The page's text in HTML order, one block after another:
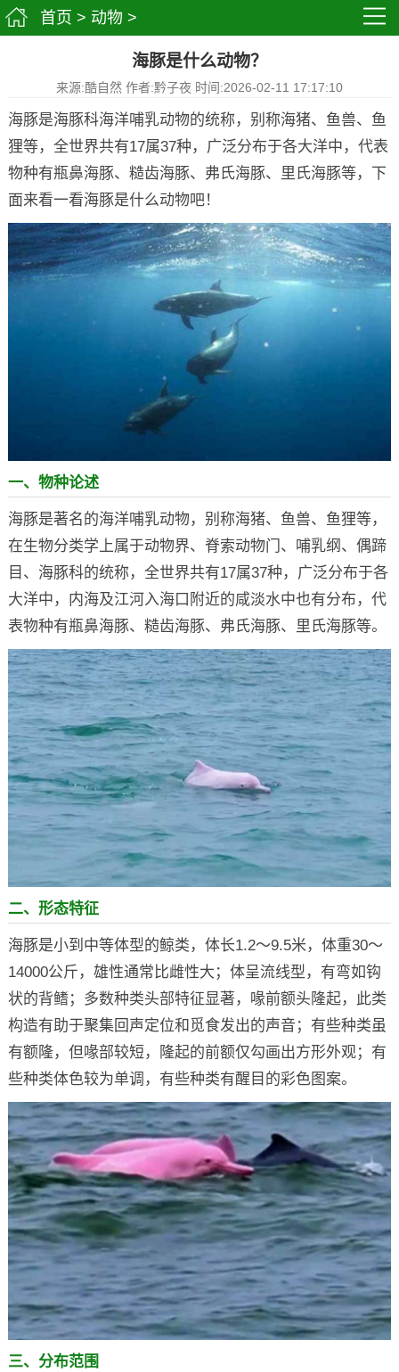
首页 > 动物 >
海豚是什么动物？
来源:酷自然 作者:黔子夜 时间:2026-02-11 17:17:10
海豚是海豚科海洋哺乳动物的统称，别称海猪、鱼兽、鱼
狸等，全世界共有17属37种，广泛分布于各大洋中，代表
物种有瓶鼻海豚、糙齿海豚、弗氏海豚、里氏海豚等，下
面来看一看海豚是什么动物吧！
一、物种论述
海豚是著名的海洋哺乳动物，别称海猪、鱼兽、鱼狸等，
在生物分类学上属于动物界、脊索动物门、哺乳纲、偶蹄
目、海豚科的统称，全世界共有17属37种，广泛分布于各
大洋中，内海及江河入海口附近的咸淡水中也有分布，代
表物种有瓶鼻海豚、糙齿海豚、弗氏海豚、里氏海豚等。
二、形态特征
海豚是小到中等体型的鲸类，体长1.2～9.5米，体重30～
14000公斤，雄性通常比雌性大；体呈流线型，有弯如钩
状的背鳍；多数种类头部特征显著，喙前额头隆起，此类
构造有助于聚集回声定位和觅食发出的声音；有些种类虽
有额隆，但喙部较短，隆起的前额仅勾画出方形外观；有
些种类体色较为单调，有些种类有醒目的彩色图案。
三、分布范围